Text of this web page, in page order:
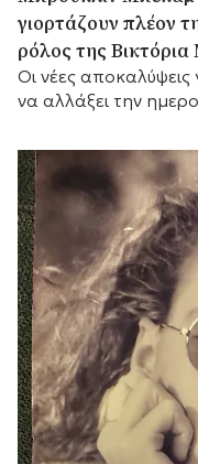
γιορτάζουν πλέον
ρόλος της
Οι νέες
να αλλάξει την